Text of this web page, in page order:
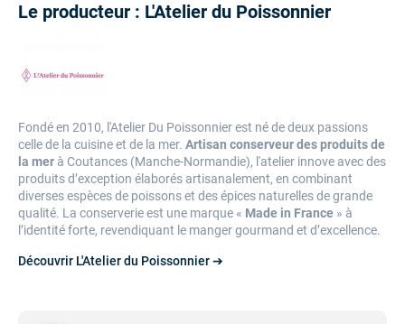
Le producteur : L'Atelier du Poissonnier
Fondé en 2010, l'Atelier Du Poissonnier est né de deux passions
celle de la cuisine et de la mer. Artisan conserveur des produits de
la merà Coutances (Manche-Normandie), l'atelier innove avec des
produits d’exception élaborés artisanalement, en combinant
diverses espèces de poissons et des épices naturelles de grande
qualité. La conserverie est une marque « Made in France » à
l’identité forte, revendiquant le manger gourmand et d’excellence.
Découvrir L'Atelier du Poissonnier ➔